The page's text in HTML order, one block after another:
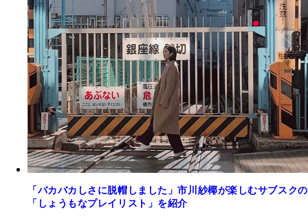
「バカバカしさに脱帽しました」市川紗椰が楽しむサブスクの
「しょうもなプレイリスト」を紹介